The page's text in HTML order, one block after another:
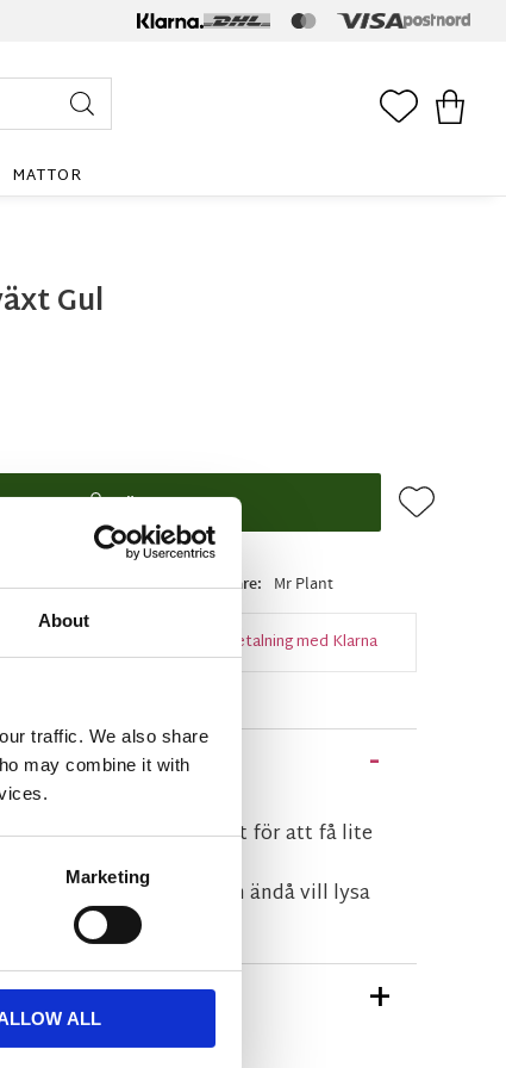
About
traffic. We also share
may combine it with
Marketing
ALL
MATTOR
Gul
KÖP Lägg till i
Artikelnr 3788-50 Tillverkare Mr Plant
Enkel betalning med Klarna
stilren gul färg. Perfekt för att få lite
gröna fingrar men som ändå vill lysa
i härliga färger.